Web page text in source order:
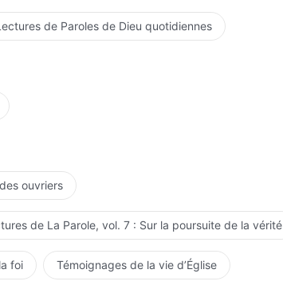
de Paroles de Dieu quotidiennes
ouvriers
de La Parole, vol. 7 : Sur la poursuite de la vérité
foi Témoignages de la vie d’Église